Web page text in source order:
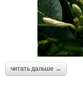
читать дальше →